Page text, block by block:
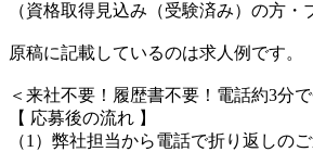
（資格取得見込み（受験済み）の方・
原稿に記載しているのは求人例です。
＜来社不要！履歴書不要！電話約3分
【 応募後の流れ 】
（1）弊社担当から電話で折り返しの